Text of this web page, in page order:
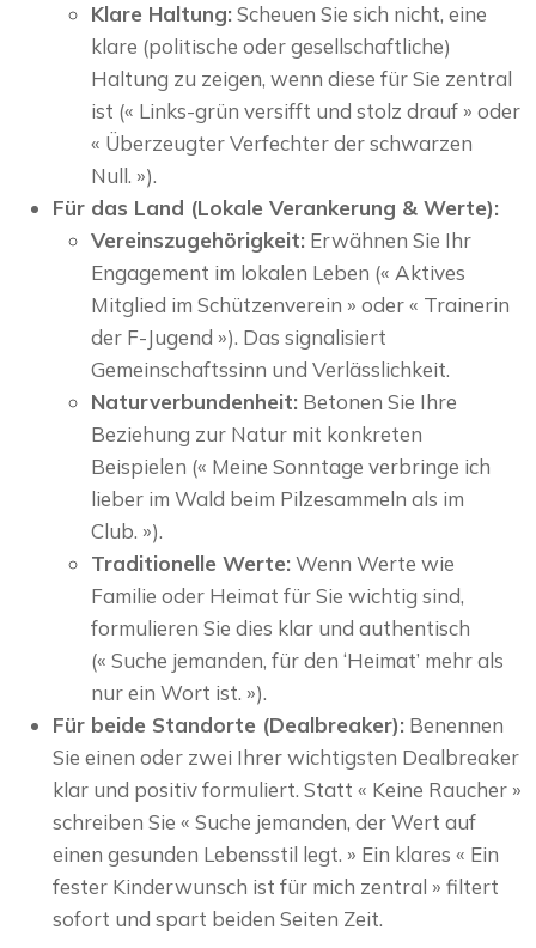
Klare Haltung: Scheuen Sie sich nicht, eine
klare (politische oder gesellschaftliche)
Haltung zu zeigen, wenn diese für Sie zentral
ist (« Links-grün versifft und stolz drauf » oder
« Überzeugter Verfechter der schwarzen
Null. »).
Für das Land (Lokale Verankerung & Werte):
Vereinszugehörigkeit: Erwähnen Sie Ihr
Engagement im lokalen Leben (« Aktives
Mitglied im Schützenverein » oder « Trainerin
der F-Jugend »). Das signalisiert
Gemeinschaftssinn und Verlässlichkeit.
Naturverbundenheit: Betonen Sie Ihre
Beziehung zur Natur mit konkreten
Beispielen (« Meine Sonntage verbringe ich
lieber im Wald beim Pilzesammeln als im
Club. »).
Traditionelle Werte: Wenn Werte wie
Familie oder Heimat für Sie wichtig sind,
formulieren Sie dies klar und authentisch
(« Suche jemanden, für den ‘Heimat’ mehr als
nur ein Wort ist. »).
Für beide Standorte (Dealbreaker): Benennen
Sie einen oder zwei Ihrer wichtigsten Dealbreaker
klar und positiv formuliert. Statt « Keine Raucher »
schreiben Sie « Suche jemanden, der Wert auf
einen gesunden Lebensstil legt. » Ein klares « Ein
fester Kinderwunsch ist für mich zentral » filtert
sofort und spart beiden Seiten Zeit.